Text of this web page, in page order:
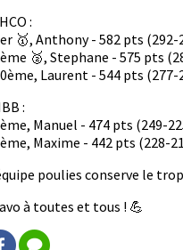
:
🥇, Anthony - 582 pts (292-
🥈, Stephane - 575 pts
Laurent - 544 pts (277-
:
Manuel - 474 pts (249-
Maxime - 442 pts (228-
poulies conserve le
à toutes et tous ! 💪